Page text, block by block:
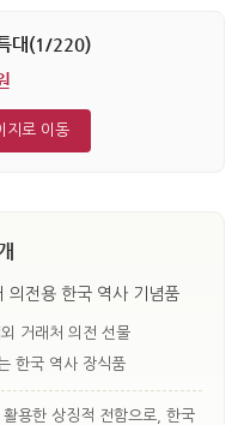
대(1/220)
지로 이동
전용 한국 역사 기념품
거래처 의전 선물
한국 역사 장식품
용한 상징적 전함으로, 한국